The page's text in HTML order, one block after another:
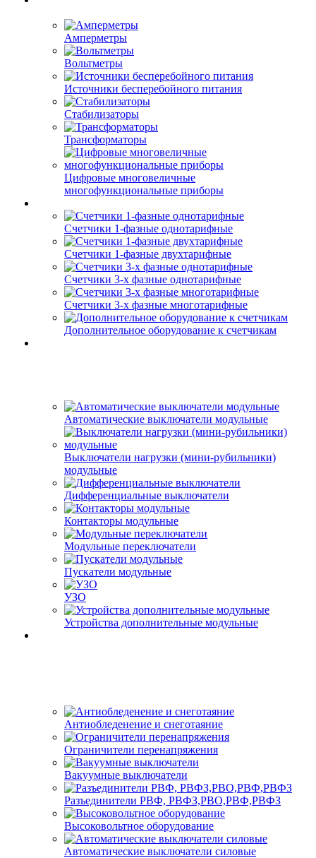
Амперметры
Вольтметры
Источники бесперебойного питания
Стабилизаторы
Трансформаторы
Цифровые многовеличные
многофункциональные приборы
Счетчики 1-фазные однотарифные
Счетчики 1-фазные двухтарифные
Счетчики 3-х фазные однотарифные
Счетчики 3-х фазные многотарифные
Дополнительное оборудование к счетчикам
Автоматические выключатели модульные
Выключатели нагрузки (мини-рубильники)
модульные
Дифференциальные выключатели
Контакторы модульные
Модульные переключатели
Пускатели модульные
УЗО
Устройства дополнительные модульные
Антиобледенение и снеготаяние
Ограничители перенапряжения
Вакуумные выключатели
Разъединители РВФ, РВФЗ,РВО,РВФ,РВФЗ
Высоковольтное оборудование
Автоматические выключатели cиловые